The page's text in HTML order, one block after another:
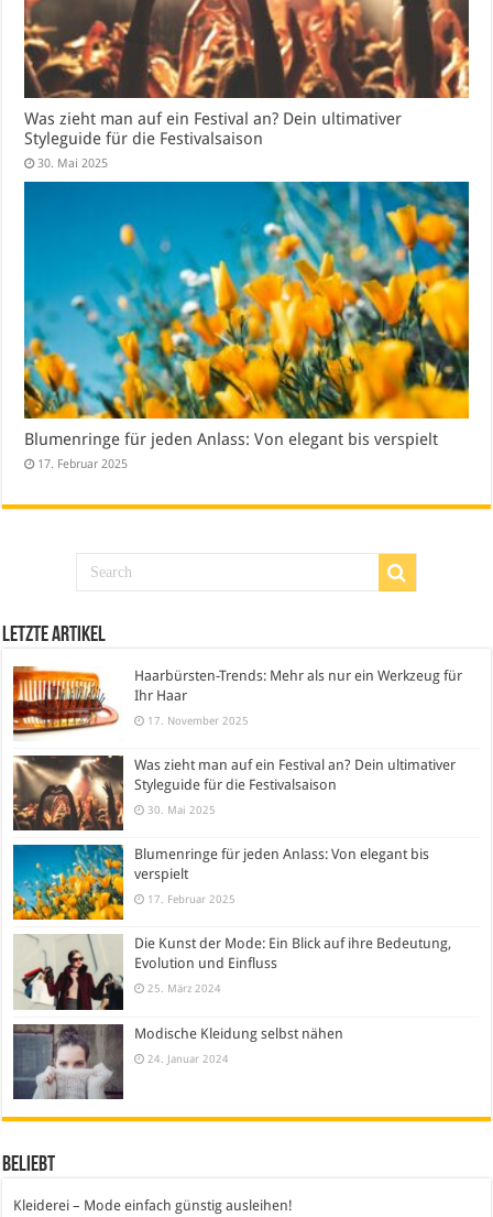
Was zieht man auf ein Festival an? Dein ultimativer
Styleguide für die Festivalsaison
30. Mai 2025
Blumenringe für jeden Anlass: Von elegant bis verspielt
17. Februar 2025
Letzte Artikel
Haarbürsten-Trends: Mehr als nur ein Werkzeug für
Ihr Haar
17. November 2025
Was zieht man auf ein Festival an? Dein ultimativer
Styleguide für die Festivalsaison
30. Mai 2025
Blumenringe für jeden Anlass: Von elegant bis
verspielt
17. Februar 2025
Die Kunst der Mode: Ein Blick auf ihre Bedeutung,
Evolution und Einfluss
25. März 2024
Modische Kleidung selbst nähen
24. Januar 2024
Beliebt
Kleiderei – Mode einfach günstig ausleihen!